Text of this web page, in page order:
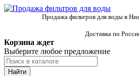
Продажа фильтров для воды в
Доставка по
Корзина ждет
Выберите любое предложение
Найти